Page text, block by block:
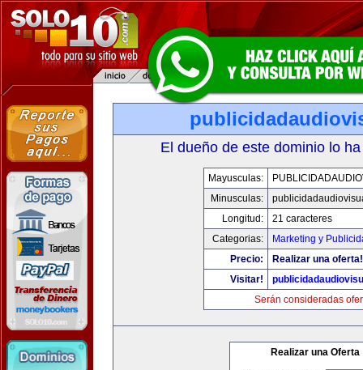
El dueño de este dominio lo
Mayusculas:
Minusculas:
Longitud:
21 caracteres
Categorias:
Marketing y
Precio:
Realizar una oferta!
Visitar!
Serán consideradas
Realizar una Oferta